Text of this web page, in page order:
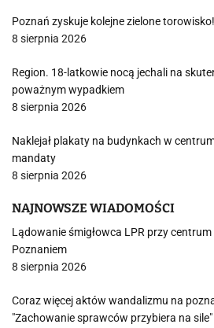
Poznań zyskuje kolejne zielone torowisko!
8 sierpnia 2026
Region. 18-latkowie nocą jechali na
poważnym wypadkiem
8 sierpnia 2026
Naklejał plakaty na budynkach w
mandaty
8 sierpnia 2026
NAJNOWSZE WIADOMOŚCI
Lądowanie śmigłowca LPR przy
Poznaniem
8 sierpnia 2026
Coraz więcej aktów wandalizmu na
"Zachowanie sprawców przybiera na sile"